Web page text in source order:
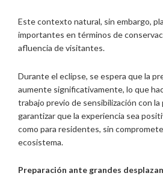
Este contexto natural, sin embargo,
importantes en términos de
afluencia de visitantes.
Durante el eclipse, se espera que la
aumente significativamente, lo que
trabajo previo de sensibilización con la
garantizar que la experiencia sea
como para residentes, sin
ecosistema.
Preparación ante grandes